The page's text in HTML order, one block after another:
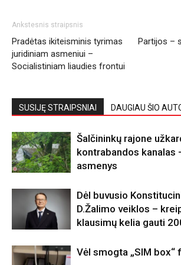
Ankstesnis straipsnis
Pradėtas ikiteisminis tyrimas
juridiniam asmeniui –
Socialistiniam liaudies frontui
Partijos –
SUSIJĘ STRAIPSNIAI DAUGIAU ŠIO
Šalčininkų rajone
kontrabandos kanalas
asmenys
Dėl buvusio
D.Žalimo veiklos –
klausimų kelia gauti
Vėl smogta „SIM box“